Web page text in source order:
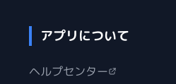
アプリについて
ヘルプセンター